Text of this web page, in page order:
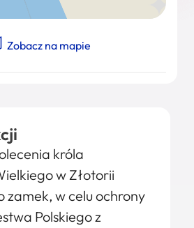
króla
w Złotorii
zamek, w celu ochrony
Polskiego z
Zobacz na mapie